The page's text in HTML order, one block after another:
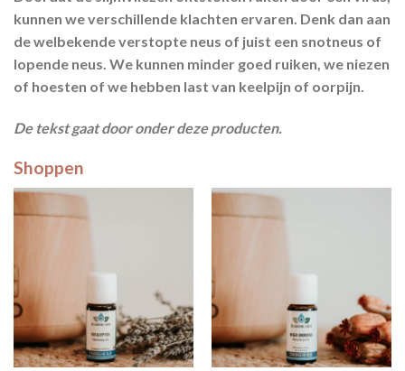
kunnen we verschillende klachten ervaren. Denk dan aan
de welbekendeverstopte neus of juist een snotneus of
lopende neus. We kunnen minder goed ruiken , we niezen
of hoesten of we hebben last van keelpijn of oorpijn
De tekst gaat door onder deze producten.
Shoppen